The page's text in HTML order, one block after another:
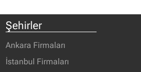
Şehirler
Ankara Firmaları
İstanbul Firmaları